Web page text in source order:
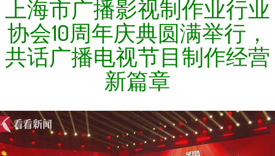
上海市广播影视制作业行业
协会10周年庆典圆满举行，
共话广播电视节目制作经营
新篇章